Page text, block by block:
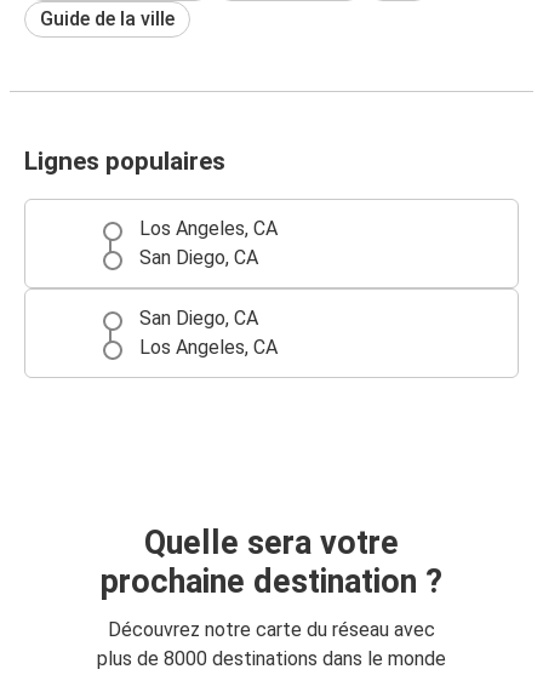
Guide de la ville
Lignes populaires
Los Angeles, CA
San Diego, CA
San Diego, CA
Los Angeles, CA
Quelle sera votre
prochaine destination ?
Découvrez notre carte du réseau avec
plus de 8000 destinations dans le monde